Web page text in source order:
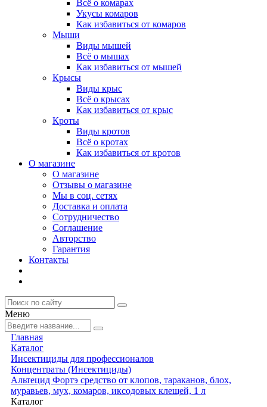
Всё о комарах
Укусы комаров
Как избавиться от комаров
Мыши
Виды мышей
Всё о мышах
Как избавиться от мышей
Крысы
Виды крыс
Всё о крысах
Как избавиться от крыс
Кроты
Виды кротов
Всё о кротах
Как избавиться от кротов
О магазине
О магазине
Отзывы о магазине
Мы в соц. сетях
Доставка и оплата
Сотрудничество
Соглашение
Авторство
Гарантия
Контакты
Меню
Главная
Каталог
Инсектициды для профессионалов
Концентраты (Инсектициды)
Альтецид Фортэ средство от клопов, тараканов, блох,
муравьев, мух, комаров, иксодовых клещей, 1 л
Каталог